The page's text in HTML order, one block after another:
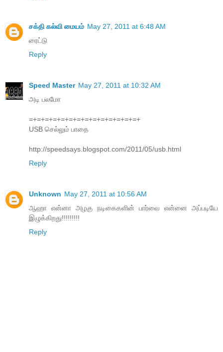
சக்தி கல்வி மையம் May 27, 2011 at 6:48 AM
ரைட்டு
Reply
Speed Master May 27, 2011 at 10:32 AM
அடி பலமோ
=+=+=+=+=+=+=+=+=+=+=+=+=+=+
USB செல்லும் பாதை
http://speedsays.blogspot.com/2011/05/usb.html
Reply
Unknown May 27, 2011 at 10:56 AM
ஆஹா என்னா அழகு நடிகைகளின் பார்வை என்னை அப்படியே
இழுக்கிறது!!!!!!!!!
Reply